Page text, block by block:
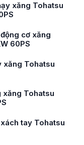
xăng Tohatsu
cơ xăng
60PS
xăng Tohatsu
xăng Tohatsu
tay Tohatsu